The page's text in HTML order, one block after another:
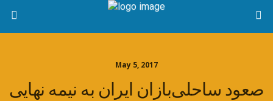
May 5, 2017
صعود ساحلی‌بازان ایران به نیمه نهایی